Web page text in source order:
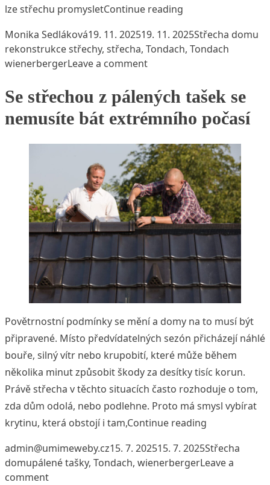
lze střechu promysletContinue reading
Posted by
Monika Sedláková19. 11. 202519. 11. 2025Posted in
Střecha domu
rekonstrukce střechy, střecha, Tondach, Tondach
wienerbergerLeave a commenton Kdo plánuje střechu
Se střechou z pálených tašek se
nemusíte bát extrémního počasí
Povětrnostní podmínky se mění a domy na to musí být
připravené. Místo předvídatelných sezón přicházejí náhlé
bouře, silný vítr nebo krupobití, které může během
několika minut způsobit škody za desítky tisíc korun.
Právě střecha v těchto situacích často rozhoduje o tom,
zda dům odolá, nebo podlehne. Proto má smysl vybírat
krytinu, která obstojí i tam,Continue reading
Posted by
admin@umimeweby.cz15. 7. 202515. 7. 2025Posted in
Střecha
domuTags:
pálené tašky, Tondach, wienerbergerLeave a
commenton Se střechou z pálených tašek se nemusíte